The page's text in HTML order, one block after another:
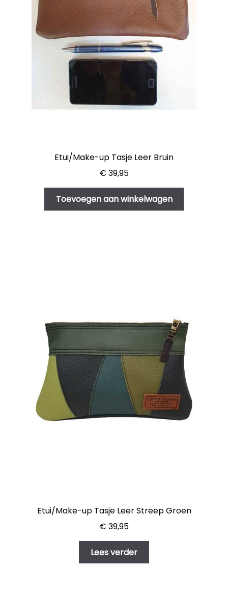
Etui/Make-up Tasje Leer Bruin
€ 39,95
Toevoegen aan winkelwagen
Etui/Make-up Tasje Leer Streep Groen
€ 39,95
Lees verder